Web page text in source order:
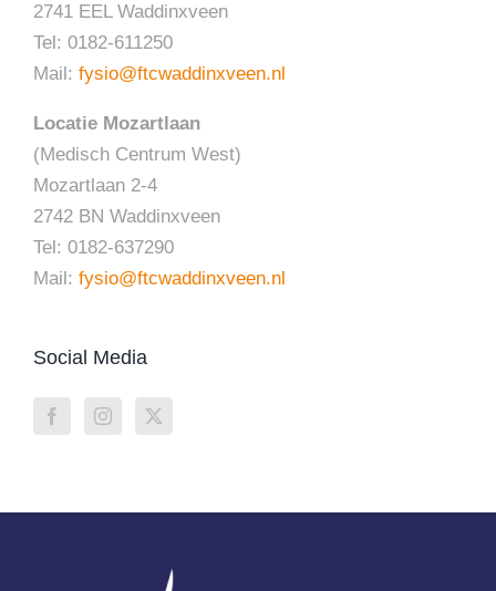
2741 EEL Waddinxveen
Tel: 0182-611250
Mail: fysio@ftcwaddinxveen.nl
Locatie Mozartlaan
(Medisch Centrum West)
Mozartlaan 2-4
2742 BN Waddinxveen
Tel: 0182-637290
Mail: fysio@ftcwaddinxveen.nl
Social Media